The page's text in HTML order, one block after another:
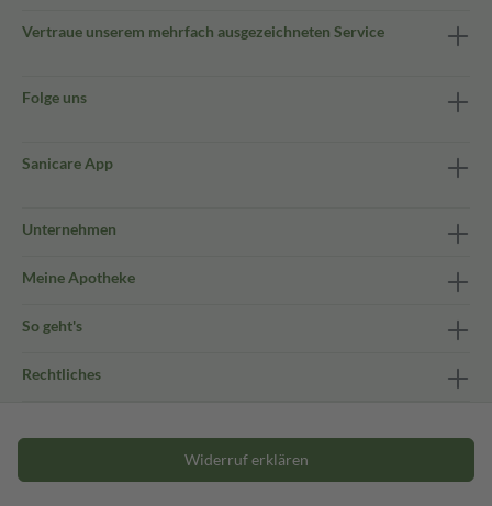
Vertraue unserem mehrfach ausgezeichneten Service
Folge uns
Sanicare App
Unternehmen
Meine Apotheke
So geht's
Rechtliches
Widerruf erklären